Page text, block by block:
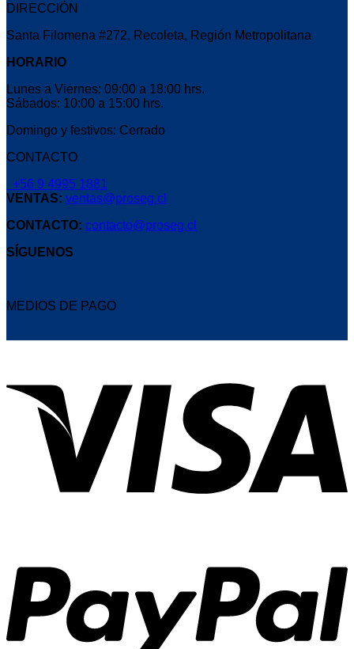
DIRECCIÓN
Santa Filomena #272, Recoleta, Región Metropolitana
HORARIO
Lunes a Viernes: 09:00 a 18:00 hrs.
Sábados: 10:00 a 15:00 hrs.
Domingo y festivos: Cerrado
CONTACTO
+56 9 4995 1881
VENTAS: ventas@proseg.cl
CONTACTO: contacto@proseg.cl
SÍGUENOS
MEDIOS DE PAGO